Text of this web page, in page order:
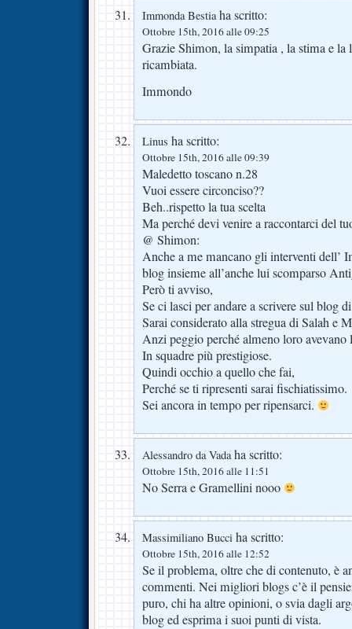
Immonda Bestiaha scritto:
Ottobre 15th, 2016 alle 09:25
Grazie Shimon, la simpatia , la stima e la
ricambiata.
Immondo
Linus ha scritto:
Ottobre 15th, 2016 alle 09:39
Maledetto toscano n.28
Vuoi essere circonciso??
Beh..rispetto la tua scelta
Ma perché devi venire a raccontarci del
@ Shimon:
Anche a me mancano gli interventi dell’
blog insieme all’anche lui scomparso
Però ti avviso,
Se ci lasci per andare a scrivere sul blog
Sarai considerato alla stregua di Salah e
Anzi peggio perché almeno loro avevano
In squadre più prestigiose.
Quindi occhio a quello che fai,
Perché se ti ripresenti sarai fischiatissimo.
Sei ancora in tempo per ripensarci.
Alessandro da Vadaha scritto:
Ottobre 15th, 2016 alle 11:51
No Serra e Gramellini nooo
Massimiliano Bucci ha scritto:
Ottobre 15th, 2016 alle 12:52
Se il problema, oltre che di contenuto, è
commenti. Nei migliori blogs c’è il
puro, chi ha altre opinioni, o svia dagli
blog ed esprima i suoi punti di vista.